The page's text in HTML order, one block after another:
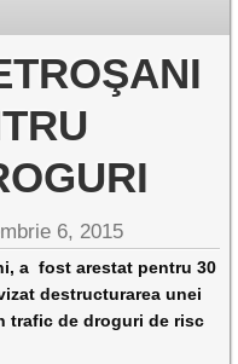
6, 2015
a fost arestat pentru 30
destructurarea unei
trafic de droguri de risc